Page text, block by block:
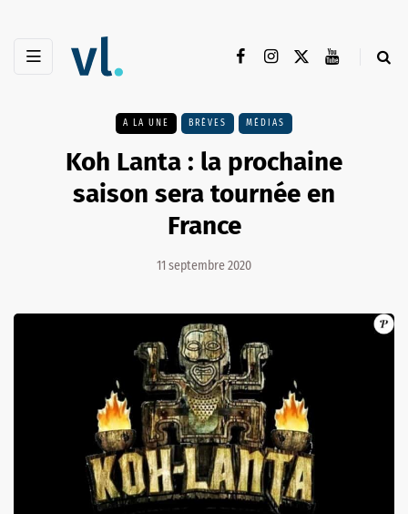
A LA UNE BRÈVES MÉDIAS
Koh Lanta : la prochaine
saison sera tournée en
France
11 septembre 2020